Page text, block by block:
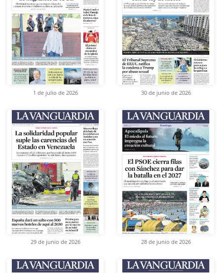
1 de julio de 2026 30 de junio de 2026
29 de junio de 2026 28 de junio de 2026